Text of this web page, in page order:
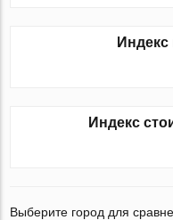
Индекс
Индекс
Выберите город для